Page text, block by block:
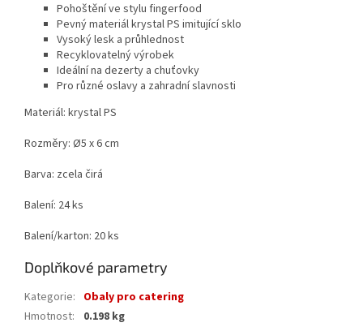
Pohoštění ve stylu fingerfood
Pevný materiál krystal PS imitující sklo
Vysoký lesk a průhlednost
Recyklovatelný výrobek
Ideální na dezerty a chuťovky
Pro různé oslavy a zahradní slavnosti
Materiál: krystal PS
Rozměry: Ø5 x 6 cm
Barva: zcela čirá
Balení: 24 ks
Balení/karton: 20 ks
Doplňkové parametry
Kategorie: Obaly pro catering
Hmotnost:
0.198 kg